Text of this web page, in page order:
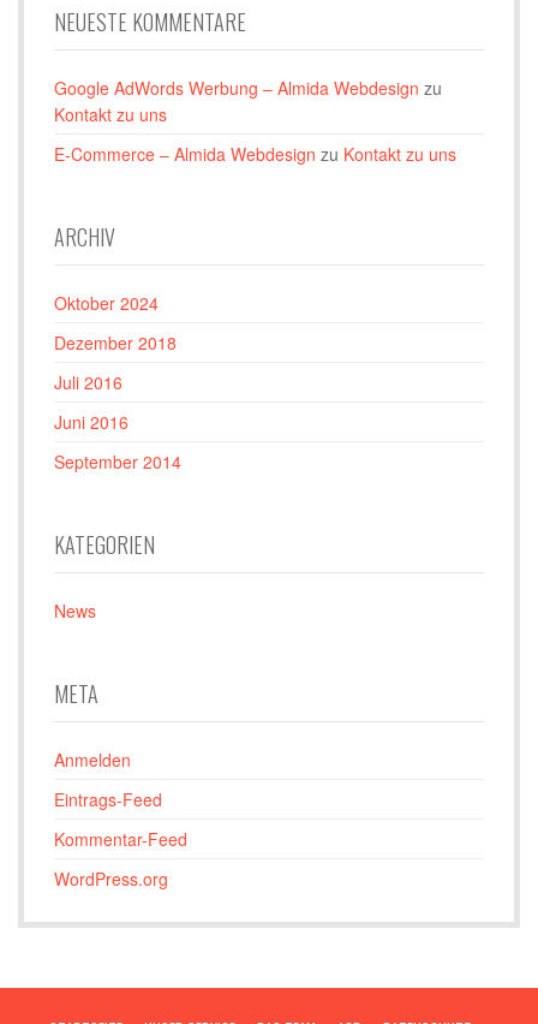
NEUESTE KOMMENTARE
Google AdWords Werbung – Almida Webdesign zu
Kontakt zu uns
E-Commerce – Almida Webdesign zu Kontakt zu uns
ARCHIV
Oktober 2024
Dezember 2018
Juli 2016
Juni 2016
September 2014
KATEGORIEN
News
META
Anmelden
Eintrags-Feed
Kommentar-Feed
WordPress.org